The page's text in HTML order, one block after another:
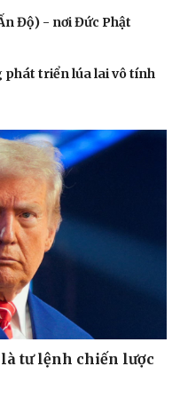
Độ) - nơi Đức Phật
phát triển lúa lai vô tính
tư lệnh chiến lược